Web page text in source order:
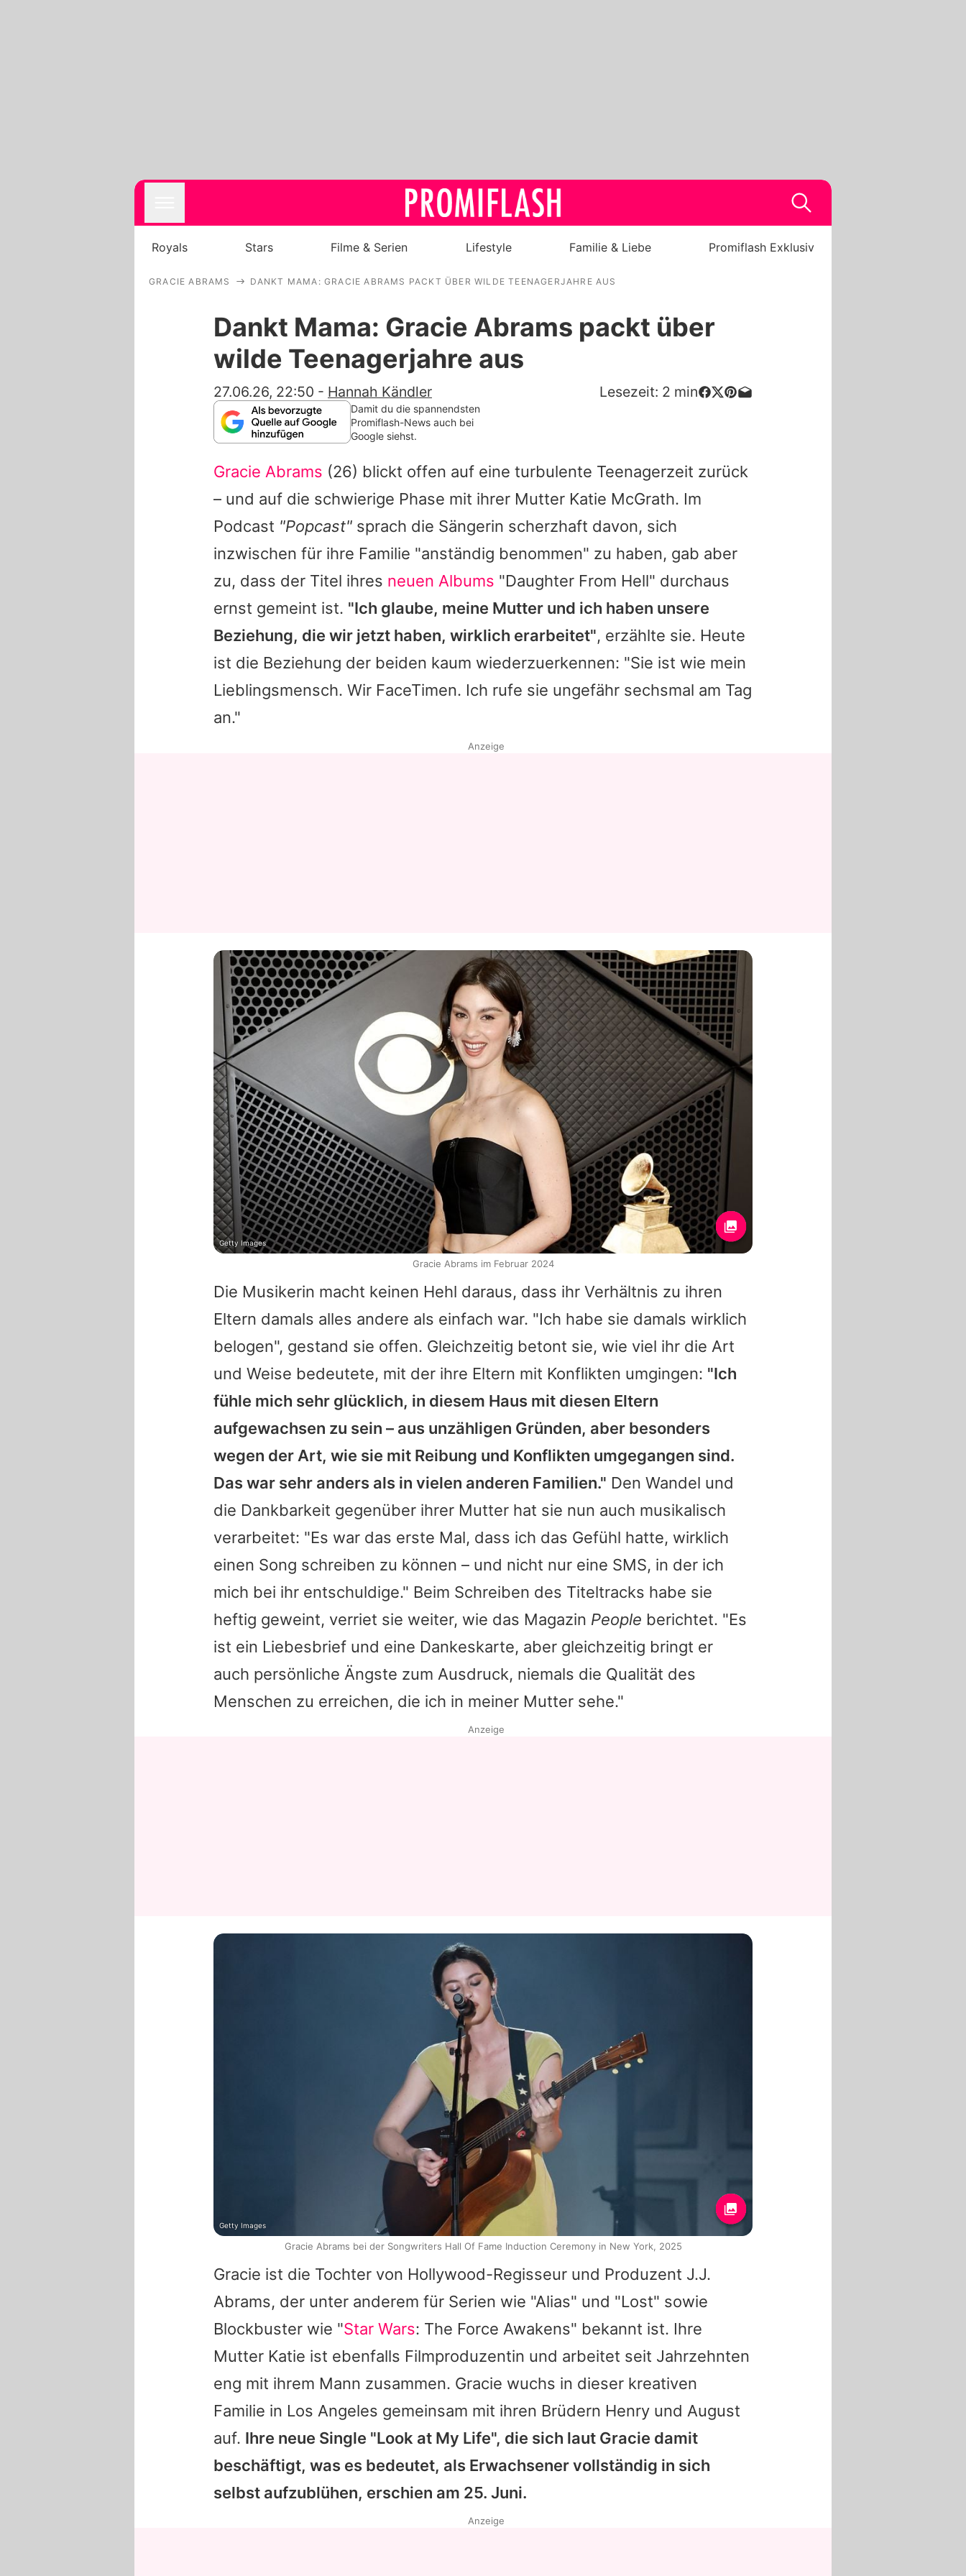
Royals
Stars
Familie & Liebe
App runterladen
Team
Redaktionelle Richtlinien
Impressum
Datenschutzerklärung
Nutzungsbedingungen
Royals Stars Filme & Serien Lifestyle Familie & Liebe Promiflash Exklusiv
GRACIE ABRAMS DANKT MAMA: GRACIE ABRAMS PACKT ÜBER WILDE TEENAGERJAHRE AUS
Dankt Mama: Gracie Abrams packt über
wilde Teenagerjahre aus
27.06.26, 22:50 - Hannah Kändler Lesezeit: 2 min
Damit du die spannendsten
Promiflash-News auch bei
Google siehst.
Gracie Abrams (26) blickt offen auf eine turbulente Teenagerzeit zurück
– und auf die schwierige Phase mit ihrer Mutter Katie McGrath. Im
Podcast "Popcast" sprach die Sängerin scherzhaft davon, sich
inzwischen für ihre Familie "anständig benommen" zu haben, gab aber
zu, dass der Titel ihres neuen Albums "Daughter From Hell" durchaus
ernst gemeint ist. "Ich glaube, meine Mutter und ich haben unsere
Beziehung, die wir jetzt haben, wirklich erarbeitet", erzählte sie. Heute
ist die Beziehung der beiden kaum wiederzuerkennen: "Sie ist wie mein
Lieblingsmensch. Wir FaceTimen. Ich rufe sie ungefähr sechsmal am Tag
an."
Die Musikerin macht keinen Hehl daraus, dass ihr Verhältnis zu ihren
Eltern damals alles andere als einfach war. "Ich habe sie damals wirklich
belogen", gestand sie offen. Gleichzeitig betont sie, wie viel ihr die Art
und Weise bedeutete, mit der ihre Eltern mit Konflikten umgingen: "Ich
fühle mich sehr glücklich, in diesem Haus mit diesen Eltern
aufgewachsen zu sein – aus unzähligen Gründen, aber besonders
wegen der Art, wie sie mit Reibung und Konflikten umgegangen sind.
Das war sehr anders als in vielen anderen Familien." Den Wandel und
die Dankbarkeit gegenüber ihrer Mutter hat sie nun auch musikalisch
verarbeitet: "Es war das erste Mal, dass ich das Gefühl hatte, wirklich
einen Song schreiben zu können – und nicht nur eine SMS, in der ich
mich bei ihr entschuldige." Beim Schreiben des Titeltracks habe sie
heftig geweint, verriet sie weiter, wie das Magazin People berichtet. "Es
ist ein Liebesbrief und eine Dankeskarte, aber gleichzeitig bringt er
auch persönliche Ängste zum Ausdruck, niemals die Qualität des
Menschen zu erreichen, die ich in meiner Mutter sehe."
Gracie ist die Tochter von Hollywood-Regisseur und Produzent J.J.
Abrams, der unter anderem für Serien wie "Alias" und "Lost" sowie
Blockbuster wie "Star Wars: The Force Awakens" bekannt ist. Ihre
Mutter Katie ist ebenfalls Filmproduzentin und arbeitet seit Jahrzehnten
eng mit ihrem Mann zusammen. Gracie wuchs in dieser kreativen
Familie in Los Angeles gemeinsam mit ihren Brüdern Henry und August
auf. Ihre neue Single "Look at My Life", die sich laut Gracie damit
beschäftigt, was es bedeutet, als Erwachsener vollständig in sich
selbst aufzublühen, erschien am 25. Juni.
Anzeige
Getty Images
Gracie Abrams im Februar 2024
Anzeige
Getty Images
Gracie Abrams bei der Songwriters Hall Of Fame Induction Ceremony in New York, 2025
Anzeige